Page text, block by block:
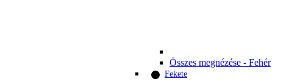
Összes megnézése - Fehér
Fekete